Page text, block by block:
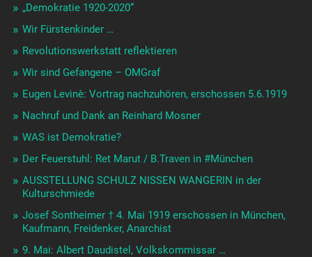
„Demokratie 1920-2020“
Wir Fürstenkinder …
Revolutionswerkstatt reflektieren
Wir sind Gefangene – OMGraf
Eugen Levinè: Vortrag nachzuhören, erschossen 5.6.1919
Nachruf und Dank an Reinhard Mosner
WAS ist Demokratie?
Der Feuerstuhl: Ret Marut / B.Traven in #München
AUSSTELLUNG SCHULZ NISSEN WANGERIN in der
Kulturschmiede
Josef Sontheimer † 4. Mai 1919 erschossen in München,
Kaufmann, Freidenker, Anarchist
9. Mai: Albert Daudistel, Volkskommissar …